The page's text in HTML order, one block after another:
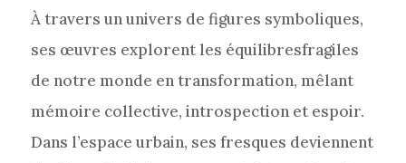
À travers un univers de figures symboliques,
ses œuvres explorent les équilibresfragiles
de notre monde en transformation, mêlant
mémoire collective, introspection et espoir.
Dans l’espace urbain, ses fresques deviennent